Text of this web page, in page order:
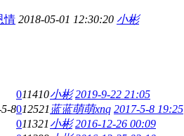
情 2018-05-01 12:30:20 小彬
011410小彬 2019-9-22 21:05
8012521 蓝蓝萌萌xnq 2017-5-8 19:25
011321 小彬 2016-12-26 00:09